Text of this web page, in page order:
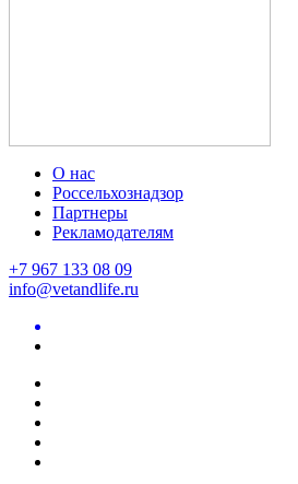
О нас
Россельхознадзор
Партнеры
Рекламодателям
+7 967 133 08 09
info@vetandlife.ru